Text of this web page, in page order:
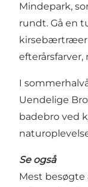
Mindepark,
rundt. Gå en
kirsebærtræer
efterårsfarver,
I
Uendelige Bro
badebro ved
Se også
Mest